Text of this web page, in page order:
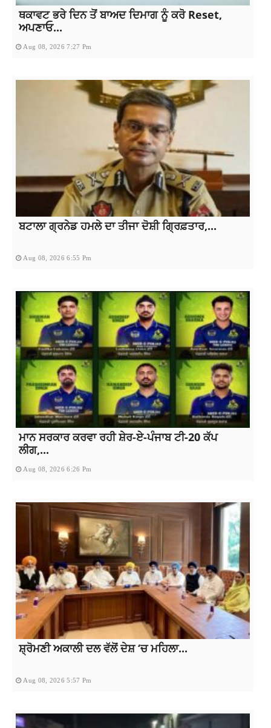
ਥਕਾਵਟ ਭਰੇ ਦਿਨ ਤੋਂ ਬਾਅਦ ਦਿਮਾਗ ਨੂੰ ਕਰੋ Reset,
ਅਪਣਾਓ...
Aug 08, 2026 7:27 Pm
ਬਟਾਲਾ ਗ੍ਰਨੇਡ ਹਮਲੇ ਦਾ ਤੀਜਾ ਦੋਸ਼ੀ ਗ੍ਰਿਫ਼ਤਾਰ,...
Aug 08, 2026 6:55 Pm
ਮਾਨ ਸਰਕਾਰ ਕਰਵਾ ਰਹੀ ਸ਼ੇਰ-ਏ-ਪੰਜਾਬ ਟੀ-20 ਕੱਪ
ਲੀਗ,...
Aug 08, 2026 6:26 Pm
ਸ਼੍ਰੋਮਣੀ ਅਕਾਲੀ ਦਲ ਵੱਲੋਂ ਦੇਸ਼ ‘ਚ ਮਹਿਲਾ...
Aug 08, 2026 5:57 Pm